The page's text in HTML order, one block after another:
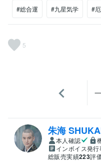
#総合運 #九星気学 #
5
朱海
本人確認
インボイス発
総販売実績223評